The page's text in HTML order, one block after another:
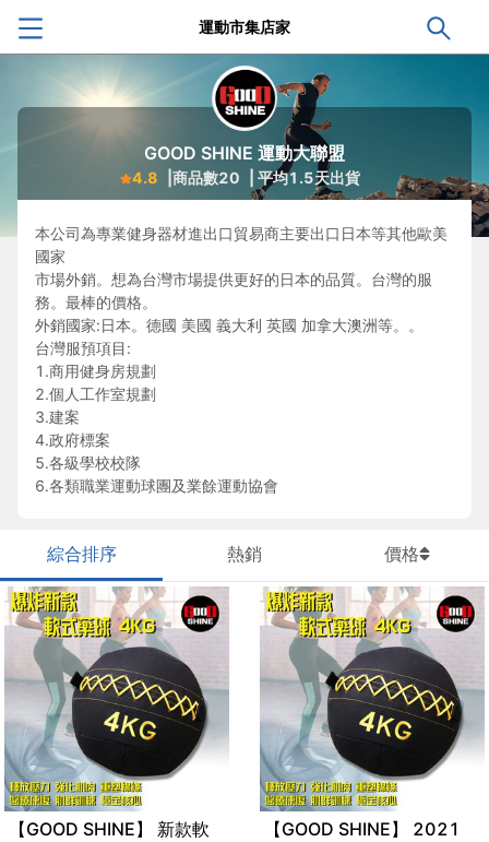
運動市集店家
GOOD SHINE 運動大聯盟
4.8 |商品數20 | 平均1.5天出貨
本公司為專業健身器材進出口貿易商主要出口日本等其他歐美
國家
市場外銷。想為台灣市場提供更好的日本的品質。台灣的服
務。最棒的價格。
外銷國家:日本。德國 美國 義大利 英國 加拿大澳洲等。。
台灣服預項目:
1.商用健身房規劃
2.個人工作室規劃
3.建案
4.政府標案
5.各級學校校隊
6.各類職業運動球團及業餘運動協會
綜合排序 熱銷 價格
【GOOD SHINE】 新款軟
【GOOD SHINE】 2021